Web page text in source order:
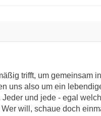
trifft, um gemeinsam
uns also um ein
und jede - egal
will, schaue doch